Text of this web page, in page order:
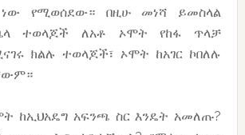
ነው የሚወሰደው። በዚሁ መነሻ ይመስላል
ተወላጆች ለአቶ ኦሞት የከፋ ጥላቻ
ክልሉ ተወላጆች፣ ኦሞት ከአገር ኮበለሉ
ከኢህአዴግ አፍንጫ ስር እንዴት አመለጡ?